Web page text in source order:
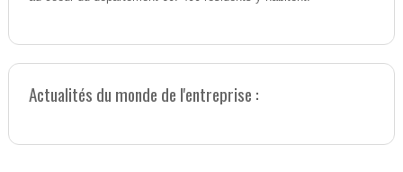
Actualités du monde de l'entreprise :